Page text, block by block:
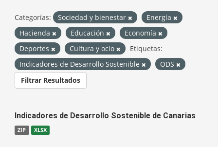
Categorías: Sociedad y bienestar
Energía
Hacienda
Educación
Economía
Deportes
Cultura y ocio
Etiquetas:
Indicadores de Desarrollo Sostenible
ODS
Filtrar Resultados
Indicadores de Desarrollo Sostenible de Canarias
ZIP XLSX